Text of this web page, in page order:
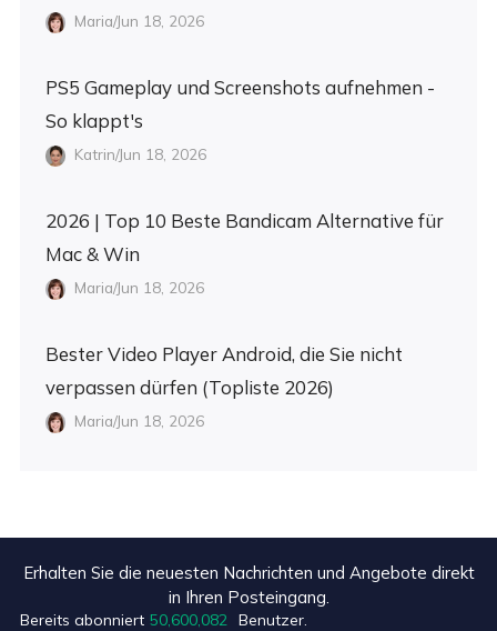
Maria/Jun 18, 2026
PS5 Gameplay und Screenshots aufnehmen -
So klappt's
Katrin/Jun 18, 2026
2026 | Top 10 Beste Bandicam Alternative für
Mac & Win
Maria/Jun 18, 2026
Bester Video Player Android, die Sie nicht
verpassen dürfen (Topliste 2026)
Maria/Jun 18, 2026
Erhalten Sie die neuesten Nachrichten und Angebote direkt
in Ihren Posteingang.
Bereits abonniert 50,600,087 Benutzer.